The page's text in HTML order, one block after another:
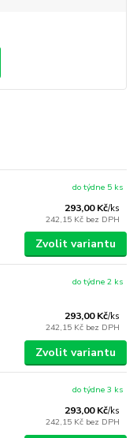
293,00 Kč/ks
242,15 Kč bez DPH
do týdne 5 ks
Zvolit variantu
293,00 Kč/ks
242,15 Kč bez DPH
do týdne 2 ks
Zvolit variantu
293,00 Kč/ks
242,15 Kč bez DPH
do týdne 3 ks